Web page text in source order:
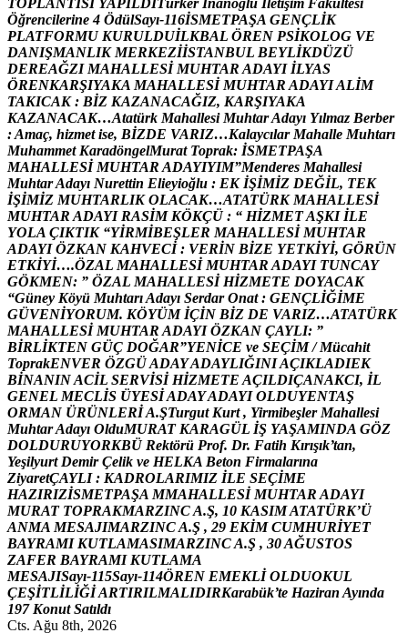
TOPLANTISI YAPILDITürker İnanoğlu İletişim Fakültesi
Öğrencilerine 4 ÖdülSayı-116İSMETPAŞA GENÇLİK
PLATFORMU KURULDUİLKBAL ÖREN PSİKOLOG VE
DANIŞMANLIK MERKEZİİSTANBUL BEYLİKDÜZÜ
DEREAĞZI MAHALLESİ MUHTAR ADAYI İLYAS
ÖRENKARŞIYAKA MAHALLESİ MUHTAR ADAYIALİM
TAKICAK : BİZ KAZANACAĞIZ, KARŞIYAKA
KAZANACAK…Atatürk Mahallesi MuhtarAdayı Yılmaz Berber
:Amaç, hizmet ise, BİZDE VARIZ…Kalaycılar Mahalle Muhtarı
Muhammet KaradöngelMurat Toprak: İSMETPAŞA
MAHALLESİ MUHTAR ADAYIYIM”Menderes Mahallesi
MuhtarAdayı Nurettin Elieyioğlu : EK İŞİMİZ DEĞİL, TEK
İŞİMİZ MUHTARLIK OLACAK…ATATÜRK MAHALLESİ
MUHTAR ADAYI RASİM KÖKÇÜ : “ HİZMETAŞKI İLE
YOLA ÇIKTIK “YİRMİBEŞLER MAHALLESİ MUHTAR
ADAYI ÖZKAN KAHVECİ : VERİN BİZE YETKİYİ, GÖRÜN
ETKİYİ….ÖZAL MAHALLESİ MUHTAR ADAYI TUNCAY
GÖKMEN: ” ÖZAL MAHALLESİ HİZMETE DOYACAK
“Güney Köyü MuhtarıAdayı Serdar Onat : GENÇLİĞİME
GÜVENİYORUM. KÖYÜM İÇİN BİZ DE VARIZ…ATATÜRK
MAHALLESİ MUHTAR ADAYI ÖZKAN ÇAYLI: ”
BİRLİKTEN GÜÇ DOĞAR”YENİCE ve SEÇİM / Mücahit
ToprakENVER ÖZGÜADAYADAYLIĞINIAÇIKLADIEK
BİNANINACİL SERVİSİ HİZMETE AÇILDIÇANAKCI, İL
GENEL MECLİS ÜYESİADAYADAYI OLDUYENTAŞ
ORMAN ÜRÜNLERİA.ŞTurgut Kurt , Yirmibeşler Mahallesi
MuhtarAdayı OlduMURAT KARAGÜL İŞ YAŞAMINDA GÖZ
DOLDURUYORKBÜ Rektörü Prof. Dr. Fatih Kırışık’tan,
Yeşilyurt Demir Çelik ve HELKA Beton Firmalarına
ZiyaretÇAYLI : KADROLARIMIZ İLE SEÇİME
HAZIRIZİSMETPAŞA MMAHALLESİ MUHTAR ADAYI
MURAT TOPRAKMARZINCA.Ş, 10 KASIMATATÜRK’Ü
ANMA MESAJIMARZINCA.Ş , 29 EKİM CUMHURİYET
BAYRAMI KUTLAMASIMARZINCA.Ş , 30AĞUSTOS
ZAFER BAYRAMI KUTLAMA
MESAJISayı-115Sayı-114ÖREN EMEKLİ OLDUOKUL
ÇEŞİTLİLİĞİARTIRILMALIDIRKarabük’te Haziran Ayında
197 Konut Satıldı
Cts. Ağu 8th, 2026